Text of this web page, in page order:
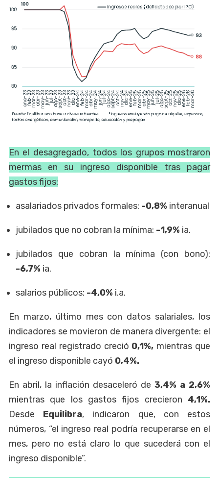
En el desagregado, todos los grupos mostraron
mermas en su ingreso disponible tras pagar
gastos fijos:
asalariados privados formales: -0,8% interanual
jubilados que no cobran la mínima: -1,9% ia.
jubilados que cobran la mínima (con bono):
-6,7% ia.
salarios públicos: -4,0% i.a.
En marzo, último mes con datos salariales, los
indicadores se movieron de manera divergente: el
ingreso real registrado creció 0,1%, mientras que
el ingreso disponible cayó 0,4%.
En abril, la inflación desaceleró de 3,4% a 2,6%
mientras que los gastos fijos crecieron 4,1%.
Desde Equilibra, indicaron que, con estos
números, “el ingreso real podría recuperarse en el
mes, pero no está claro lo que sucederá con el
ingreso disponible”.